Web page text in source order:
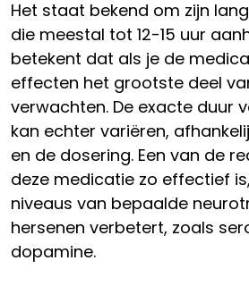
Het staat bekend om zijn
die meestal tot 12-15 uur
betekent dat als je de
effecten het grootste deel
verwachten. De exacte duur
kan echter variëren,
en de dosering. Een van de
deze medicatie zo effectief
niveaus van bepaalde
hersenen verbetert, zoals
dopamine.